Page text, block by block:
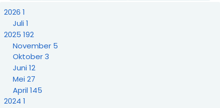
Berapa Biaya Suntik Rayap Untuk Rumah Di
Surabaya
Rekomendasi Jasa Suntik Rayap Terbaik Di
Harga Suntik Rayap Rumah Dan Gedung Di
Surabaya
Jasa Suntik Rayap Profesional Di Surabaya
2026 1
Juli1
2025 192
November 5
Oktober3
Juni12
Mei27
April145
2024 1